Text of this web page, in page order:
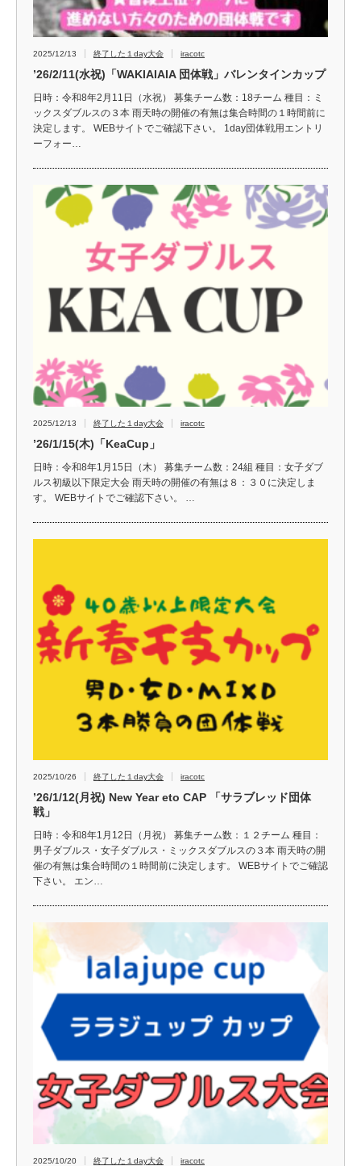
2025/12/13 終了した１day大会 iracotc
’26/2/11(水祝)「WAKIAIAIA 団体戦」バレンタインカップ
日時：令和8年2月11日（水祝） 募集チーム数：18チーム 種目：ミ
ックスダブルスの３本 雨天時の開催の有無は集合時間の１時間前に
決定します。 WEBサイトでご確認下さい。 1day団体戦用エントリ
ーフォー…
2025/12/13 終了した１day大会 iracotc
’26/1/15(木)「KeaCup」
日時：令和8年1月15日（木） 募集チーム数：24組 種目：女子ダブ
ルス初級以下限定大会 雨天時の開催の有無は８：３０に決定しま
す。 WEBサイトでご確認下さい。 …
2025/10/26 終了した１day大会 iracotc
’26/1/12(月祝) New Year eto CAP 「サラブレッド団体
戦」
日時：令和8年1月12日（月祝） 募集チーム数：１２チーム 種目：
男子ダブルス・女子ダブルス・ミックスダブルスの３本 雨天時の開
催の有無は集合時間の１時間前に決定します。 WEBサイトでご確認
下さい。 エン…
2025/10/20 終了した１day大会 iracotc